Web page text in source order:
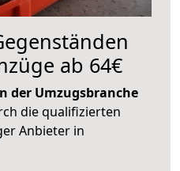
ab 64€
der Umzugsbranche
die qualifizierten
Anbieter in